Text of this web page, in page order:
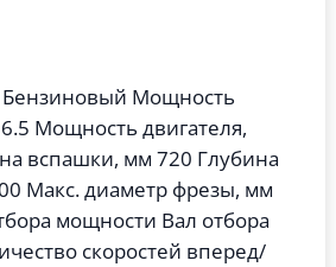
Бензиновый Мощность
6.5 Мощность двигателя,
вспашки, мм 720 Глубина
Макс. диаметр фрезы, мм
мощности Вал отбора
скоростей вперед/